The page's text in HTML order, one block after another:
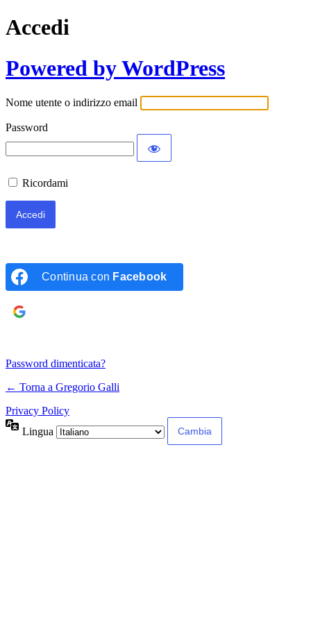
Accedi
Powered by WordPress
Nome utente o indirizzo email
Password
Ricordami
Continua con Facebook
Password dimenticata?
← Torna a Gregorio Galli
Privacy Policy
Lingua